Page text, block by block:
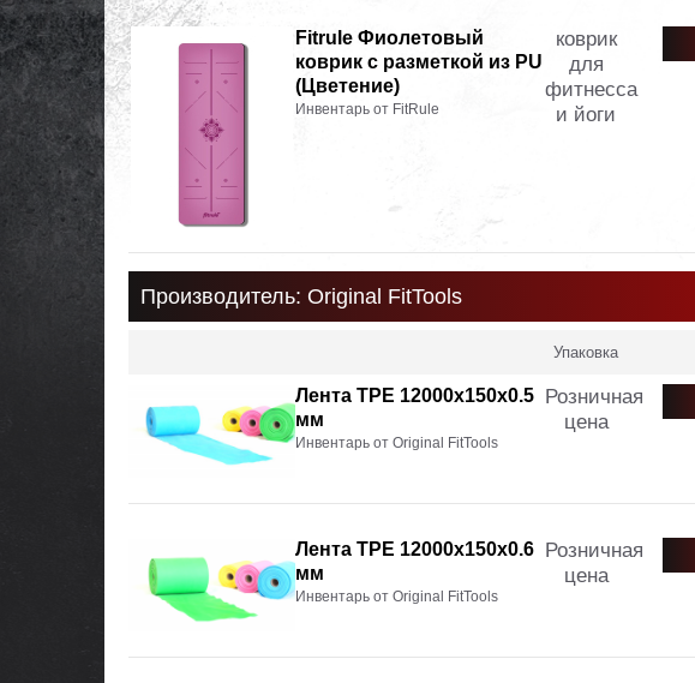
Fitrule Фиолетовый
коврик с разметкой из PU
(Цветение)
Инвентарь от FitRule
коврик
для
фитнесса
и йоги
Производитель: Original FitTools
Упаковка
Лента TPE 12000х150х0.5
мм
Инвентарь от Original FitTools
Розничная
цена
Лента TPE 12000х150х0.6
мм
Инвентарь от Original FitTools
Розничная
цена